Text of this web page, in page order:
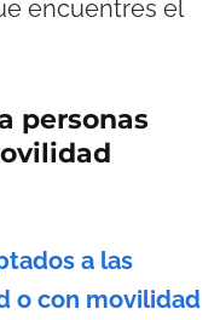
encuentres el
personas
a las
o con movilidad